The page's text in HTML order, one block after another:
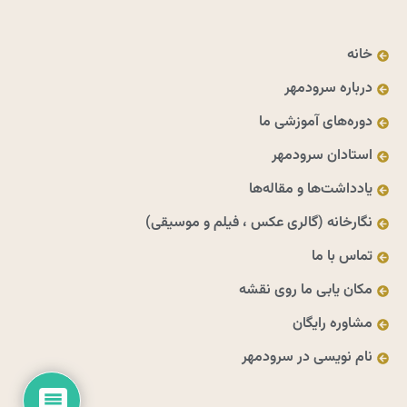
خانه
درباره سرودمهر
دوره‌های آموزشی ما
استادان سرودمهر
یادداشت‌ها و مقاله‌ها
نگارخانه (گالری عکس ، فیلم و موسیقی)
تماس با ما
مکان یابی ما روی نقشه
مشاوره رایگان
نام نویسی در سرودمهر